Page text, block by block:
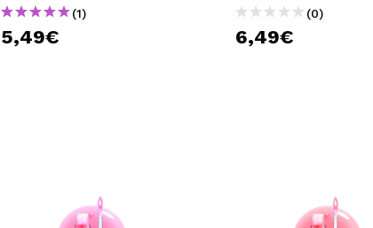
(1)
5,49€
(0)
6,49€